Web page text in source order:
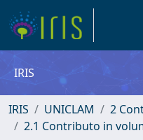
IRIS
IRIS UNICLAM
2
2.1 Contributo in